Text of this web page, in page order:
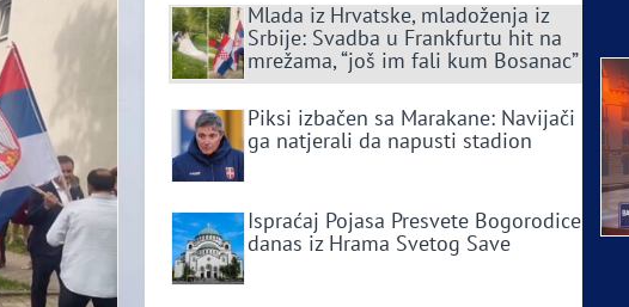
Mlada iz Hrvatske, mladoženja iz
Srbije: Svadba u Frankfurtu hit na
mrežama, “još im fali kum Bosanac”
Piksi izbačen sa Marakane: Navijači
ga natjerali da napusti stadion
Ispraćaj Pojasa Presvete Bogorodice
danas iz Hrama Svetog Save